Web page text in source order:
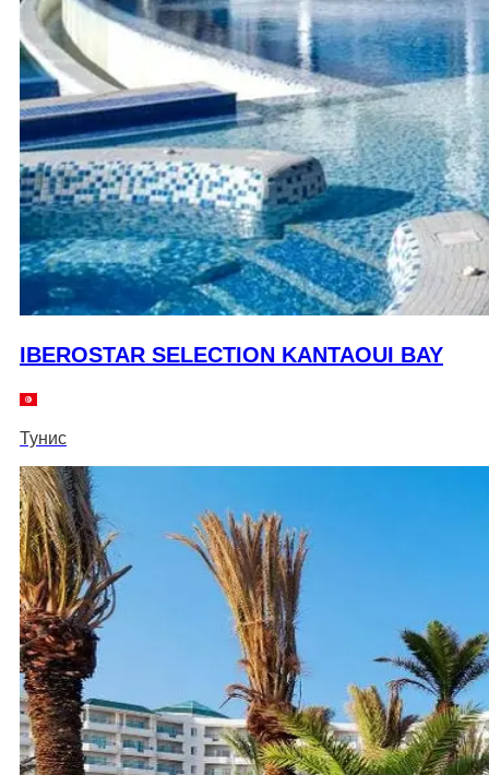
IBEROSTAR SELECTION KANTAOUI BAY
Тунис